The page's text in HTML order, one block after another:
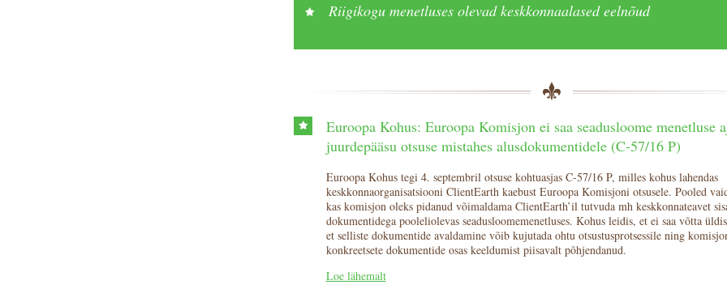
Riigikogu menetluses olevad keskkonnaalased eelnõud
Euroopa Kohus: Euroopa Komisjon ei saa seadusloome menetluse
juurdepääsu otsuse mistahes alusdokumentidele (C-57/16 P)
Euroopa Kohus tegi 4. septembril otsuse kohtuasjas C-57/16 P, milles kohus lahendas
keskkonnaorganisatsiooni ClientEarth kaebust Euroopa Komisjoni otsusele. Pooled
kas komisjon oleks pidanud võimaldama ClientEarth’il tutvuda mh keskkonnateavet
dokumentidega pooleliolevas seadusloomemenetluses. Kohus leidis, et ei saa võtta
et selliste dokumentide avaldamine võib kujutada ohtu otsustusprotsessile ning
konkreetsete dokumentide osas keeldumist piisavalt põhjendanud.
Loe lähemalt